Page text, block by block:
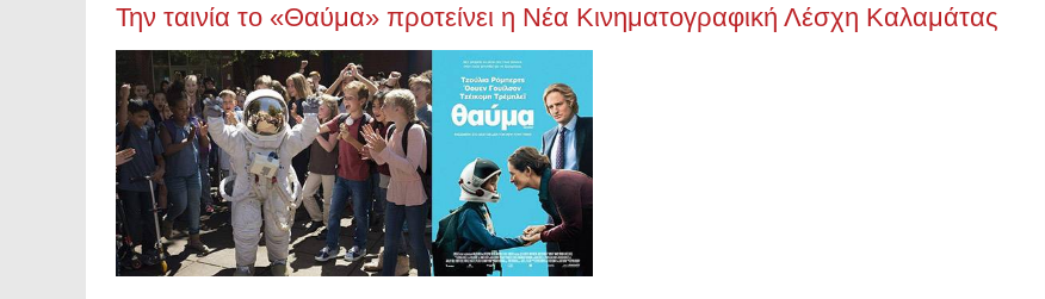
Την ταινία το «Θαύμα» προτείνει η Νέα Κινηματογραφική Λέσχη Καλαμάτας